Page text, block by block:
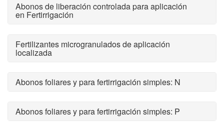
Abonos de liberación controlada para aplicación
en Fertirrigación
Fertilizantes microgranulados de aplicación
localizada
Abonos foliares y para fertirrigación simples: N
Abonos foliares y para fertirrigación simples: P